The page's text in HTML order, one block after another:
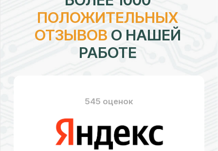
328 оценок
4,58